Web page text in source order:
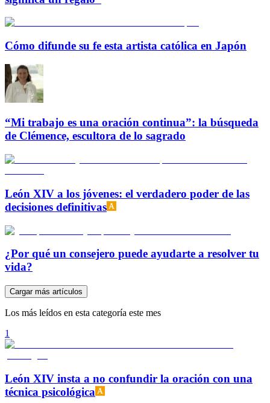
Cómo difunde su fe esta artista católica en Japón
“Mi trabajo es una oración continua”: la búsqueda
de Clémence, escultora de lo sagrado
León XIV a los jóvenes: el verdadero poder de las
decisiones definitivas
¿Por qué un consejero puede ayudarte a resolver tu
vida?
Cargar más artículos
Los más leídos en esta categoría este mes
1
León XIV insta a no confundir la oración con una
técnica psicológica